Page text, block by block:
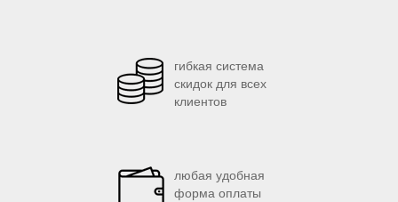
гибкая система
скидок для всех
клиентов
любая удобная
форма оплаты